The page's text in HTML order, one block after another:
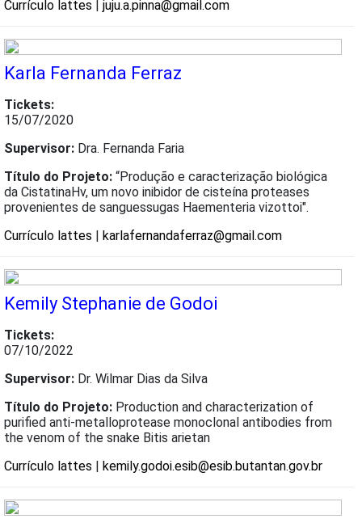
Currículo lattes | juju.a.pinna@gmail.com
Karla Fernanda Ferraz
Tickets:
15/07/2020
Supervisor: Dra. Fernanda Faria
Título do Projeto: “Produção e caracterização biológica
da CistatinaHv, um novo inibidor de cisteína proteases
provenientes de sanguessugas Haementeria vizottoi".
Currículo lattes | karlafernandaferraz@gmail.com
Kemily Stephanie de Godoi
Tickets:
07/10/2022
Supervisor: Dr. Wilmar Dias da Silva
Título do Projeto: Production and characterization of
purified anti-metalloprotease monoclonal antibodies from
the venom of the snake Bitis arietan
Currículo lattes | kemily.godoi.esib@esib.butantan.gov.br